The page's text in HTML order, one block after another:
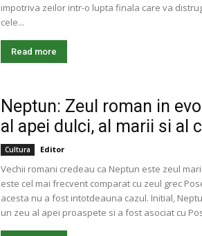
impotriva zeilor intr-o lupta finala care va
cele...
Read more
Neptun: Zeul roman in
al apei dulci, al marii si al
Cultura Editor
Vechii romani credeau ca Neptun este zeul
este cel mai frecvent comparat cu zeul grec
acesta nu a fost intotdeauna cazul. Initial,
un zeu al apei proaspete si a fost asociat cu